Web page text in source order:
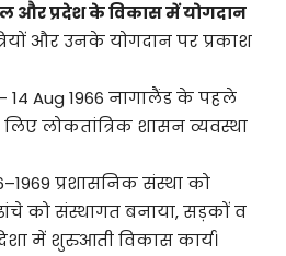
और प्रदेश के विकास में योगदान
और उनके योगदान पर प्रकाश
– 14 Aug 1966 नागालैंड के पहले
लोकतांत्रिक शासन व्यवस्था
प्रशासनिक संस्था को
को संस्थागत बनाया, सड़कों व
में शुरुआती विकास कार्य।